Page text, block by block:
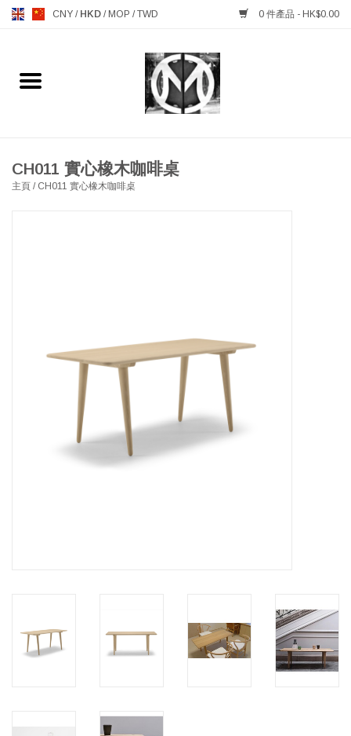
CNY / HKD / MOP /TWD 0 件產品 - HK$0.00
主頁
MANKS ANTIQUES 古董
HEALTHY LIVING 健康家居
LATEST ARRIVALS 最新扺港
CH011 實心橡木咖啡桌
主頁 / CH011 實心橡木咖啡桌